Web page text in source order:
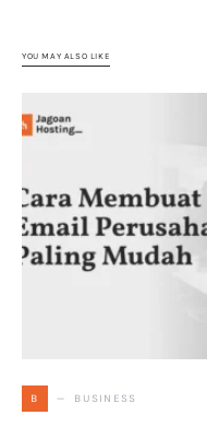
YOU MAY ALSO LIKE
B BUSINESS